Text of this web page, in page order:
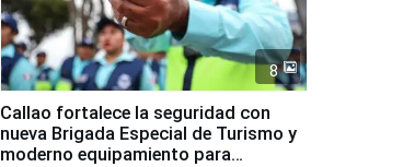
8
Callao fortalece la seguridad con
nueva Brigada Especial de Turismo y
moderno equipamiento para